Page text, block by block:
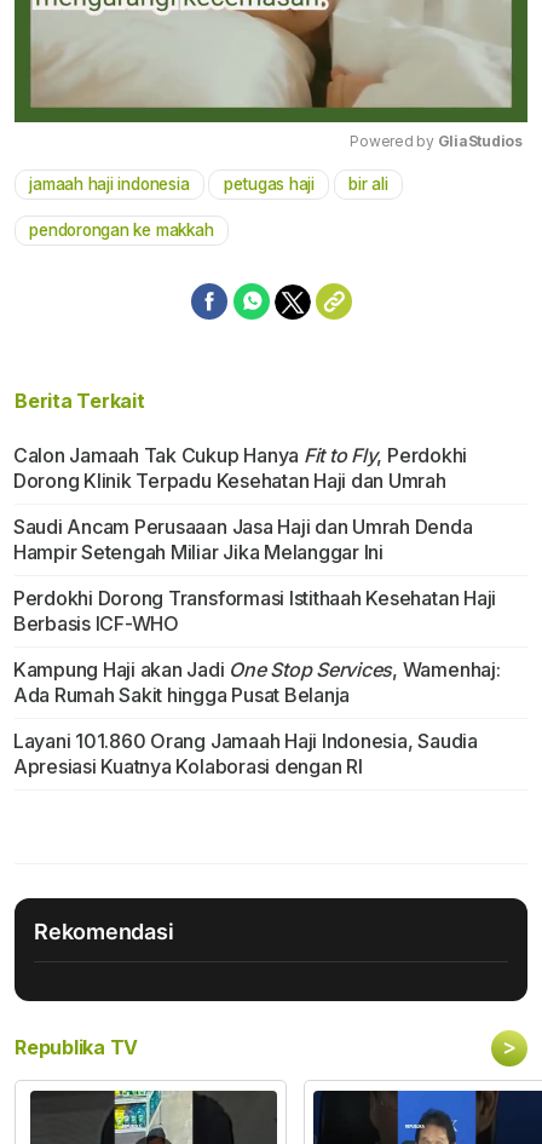
Powered by GliaStudios
jamaah haji indonesia petugas haji bir ali
pendorongan ke makkah
Berita Terkait
Calon Jamaah Tak Cukup Hanya Fit to Fly, Perdokhi
Dorong Klinik Terpadu Kesehatan Haji dan Umrah
Saudi Ancam Perusaaan Jasa Haji dan Umrah Denda
Hampir Setengah Miliar Jika Melanggar Ini
Perdokhi Dorong Transformasi Istithaah Kesehatan Haji
Berbasis ICF-WHO
Kampung Haji akan Jadi One Stop Services, Wamenhaj:
Ada Rumah Sakit hingga Pusat Belanja
Layani 101.860 Orang Jamaah Haji Indonesia, Saudia
Apresiasi Kuatnya Kolaborasi dengan RI
Rekomendasi
Republika TV >